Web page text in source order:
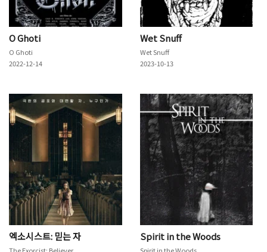
O Ghoti
O Ghoti
2022-12-14
Wet Snuff
Wet Snuff
2023-10-13
엑소시스트: 믿는 자
The Exorcist: Believer
Spirit in the Woods
Spirit in the Woods